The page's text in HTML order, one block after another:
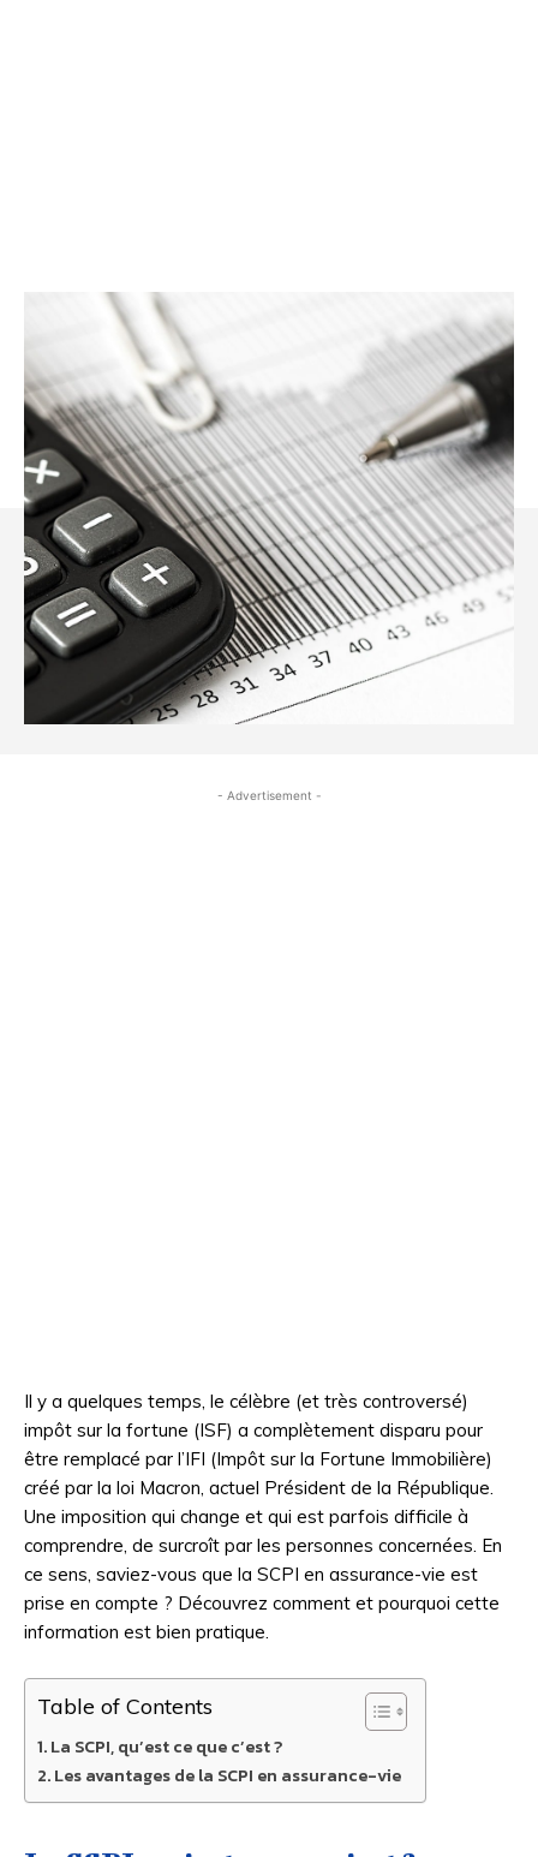
- Advertisement -
Il y a quelques temps, le célèbre (et très controversé)
impôt sur la fortune (ISF) a complètement disparu pour
être remplacé par l’IFI (Impôt sur la Fortune Immobilière)
créé par la loi Macron, actuel Président de la République.
Une imposition qui change et qui est parfois difficile à
comprendre, de surcroît par les personnes concernées. En
ce sens, saviez-vous que la SCPI en assurance-vie est
prise en compte ? Découvrez comment et pourquoi cette
information est bien pratique.
Table of Contents
La SCPI, qu’est ce que c’est ?
Les avantages de la SCPI en assurance-vie